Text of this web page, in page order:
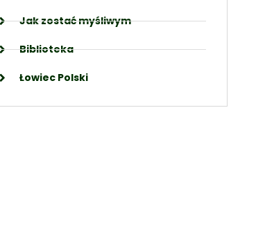
Jak zostać myśliwym
Biblioteka
Łowiec Polski